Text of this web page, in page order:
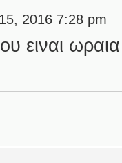
2016 7:28 pm
ειναι